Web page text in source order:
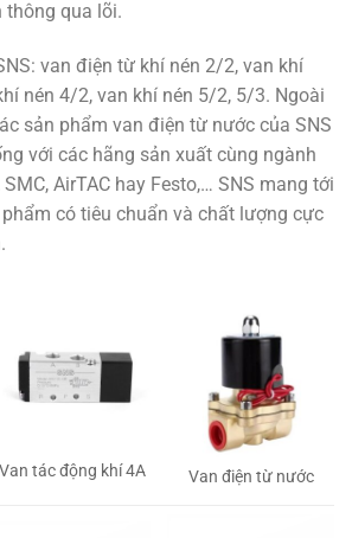
thông qua lõi.
van điện từ khí nén 2/2, van khí
nén 4/2, van khí nén 5/2, 5/3. Ngoài
sản phẩm van điện từ nước của SNS
với các hãng sản xuất cùng ngành
AirTAC hay Festo,… SNS mang tới
có tiêu chuẩn và chất lượng cực
Van tác động khí 4A Van điện từ nước